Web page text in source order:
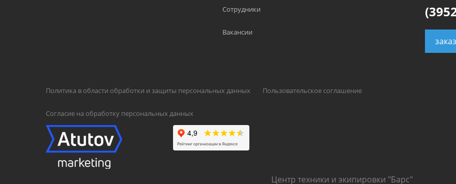
Сотрудники
Вакансии
Политика в области обработки и защиты персональных данных Пользовательское соглашение
Согласие на обработку персональных данных
Центр техники и экипировки "Барс"